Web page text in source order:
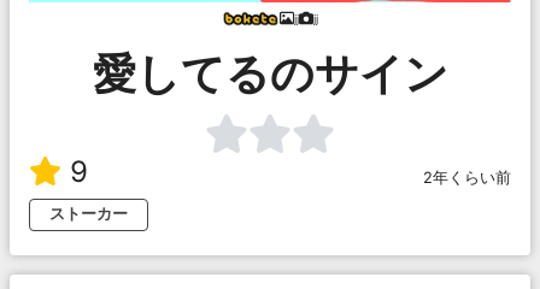
jj jj
愛してるのサイン
9
2年くらい前
ストーカー